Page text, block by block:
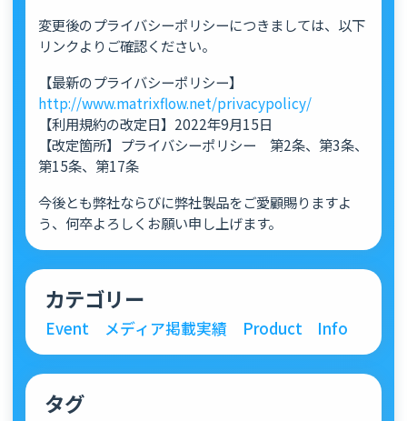
変更後のプライバシーポリシーにつきましては、以下
リンクよりご確認ください。
【最新のプライバシーポリシー】
http://www.matrixflow.net/privacypolicy/
【利用規約の改定日】2022年9月15日
【改定箇所】プライバシーポリシー 第2条、第3条、
第15条、第17条
今後とも弊社ならびに弊社製品をご愛顧賜りますよ
う、何卒よろしくお願い申し上げます。
カテゴリー
Event メディア掲載実績 Product Info
タグ